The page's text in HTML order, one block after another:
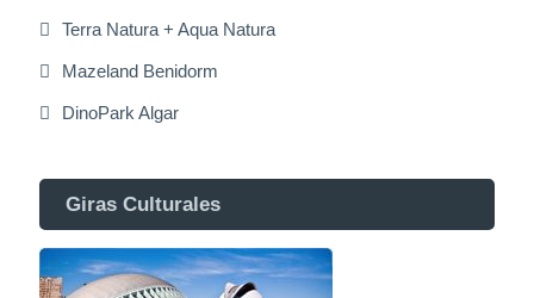
Terra Natura + Aqua Natura
Mazeland Benidorm
DinoPark Algar
Giras Culturales